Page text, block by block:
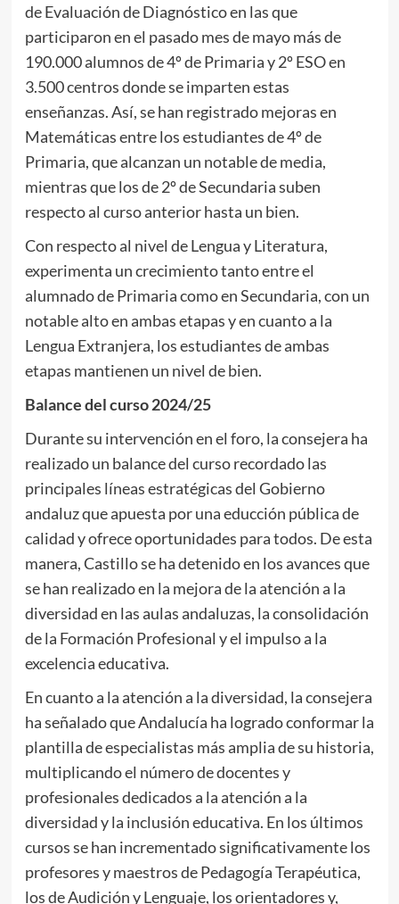
de Evaluación de Diagnóstico en las que
participaron en el pasado mes de mayo más de
190.000 alumnos de 4º de Primaria y 2º ESO en
3.500 centros donde se imparten estas
enseñanzas. Así, se han registrado mejoras en
Matemáticas entre los estudiantes de 4º de
Primaria, que alcanzan un notable de media,
mientras que los de 2º de Secundaria suben
respecto al curso anterior hasta un bien.
Con respecto al nivel de Lengua y Literatura,
experimenta un crecimiento tanto entre el
alumnado de Primaria como en Secundaria, con un
notable alto en ambas etapas y en cuanto a la
Lengua Extranjera, los estudiantes de ambas
etapas mantienen un nivel de bien.
Balance del curso 2024/25
Durante su intervención en el foro, la consejera ha
realizado un balance del curso recordado las
principales líneas estratégicas del Gobierno
andaluz que apuesta por una educción pública de
calidad y ofrece oportunidades para todos. De esta
manera, Castillo se ha detenido en los avances que
se han realizado en la mejora de la atención a la
diversidad en las aulas andaluzas, la consolidación
de la Formación Profesional y el impulso a la
excelencia educativa.
En cuanto a la atención a la diversidad, la consejera
ha señalado que Andalucía ha logrado conformar la
plantilla de especialistas más amplia de su historia,
multiplicando el número de docentes y
profesionales dedicados a la atención a la
diversidad y la inclusión educativa. En los últimos
cursos se han incrementado significativamente los
profesores y maestros de Pedagogía Terapéutica,
los de Audición y Lenguaje, los orientadores y,